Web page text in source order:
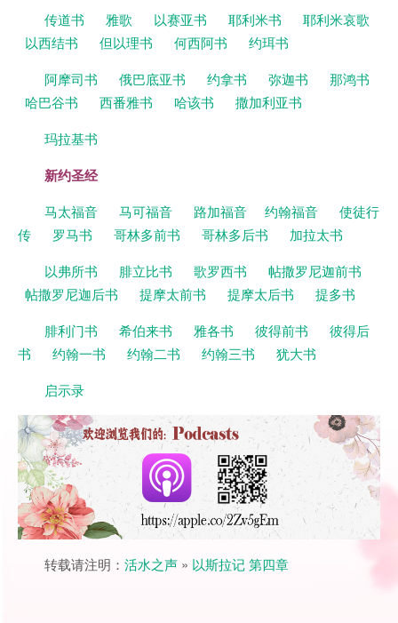
传道书
雅歌 以赛亚书 耶利米书
耶利米哀歌
以西结书
但以理书 何西阿书
约珥书
阿摩司书
俄巴底亚书 约拿书 弥迦书
那鸿书
哈巴谷书
西番雅书 哈该书
撒加利亚书
玛拉基书
新约圣经
马太福音 马可福音 路加福音 约翰福音
使徒行
传
罗马书 哥林多前书 哥林多后书
加拉太书
以弗所书
腓立比书 歌罗西书
帖撒罗尼迦前书
帖撒罗尼迦后书
提摩太前书 提摩太后书
提多书
腓利门书
希伯来书 雅各书 彼得前书
彼得后
书
约翰一书 约翰二书 约翰三书
犹大书
启示录
转载请注明： 活水之声 » 以斯拉记 第四章